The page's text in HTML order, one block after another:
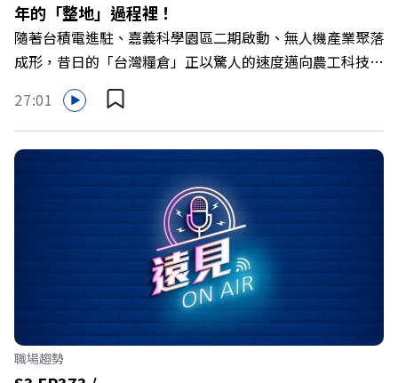
年的「整地」過程裡！
隨著台積電進駐、嘉義科學園區二期啟動、無人機產業聚落
成形，昔日的「台灣糧倉」正以驚人的速度邁向農工科技大
縣。在智慧農業、精品農產與「嘉義優鮮」品牌同步升級的
推動下，嘉義縣政府成功打破過往傳統農業縣的侷限，讓返
鄉子弟不僅能「回得來、留得下、活得好」，更為地方累積
迎向黃金十年的發展動能。 本集《遠見ON AIR》邀請嘉義
縣長翁章梁、立法委員蔡易餘、財信傳媒集團董事長謝金
河、紙風車劇團創辦人李永豐、以及嘉義縣人力發展所所長
許喻理。帶你深入剖析《嘉義被看見了》書中收錄的八年轉
型故事，讀懂這段洗天換地的歷程，並共同看見下一個黃金
十年的發展藍圖！ 🔺翁章梁縣長如何攜手團隊，在大牌林
立的科技版圖中搶先卡位亞創中心？🔺品牌如何雙重升級，
化傳統作物為高價值的精品品牌？🔺如何將自身的失敗學，
轉化為凝聚團隊與縣民認同感的力量？🔺在迎向黃金十年的
新局下，嘉義如何打造子弟能安心安居的未來？ 主持人／
27:01
職場趨勢